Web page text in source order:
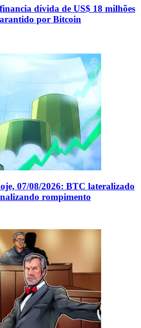
dívida de US$ 18 milhões
por Bitcoin
07/08/2026: BTC lateralizado
rompimento